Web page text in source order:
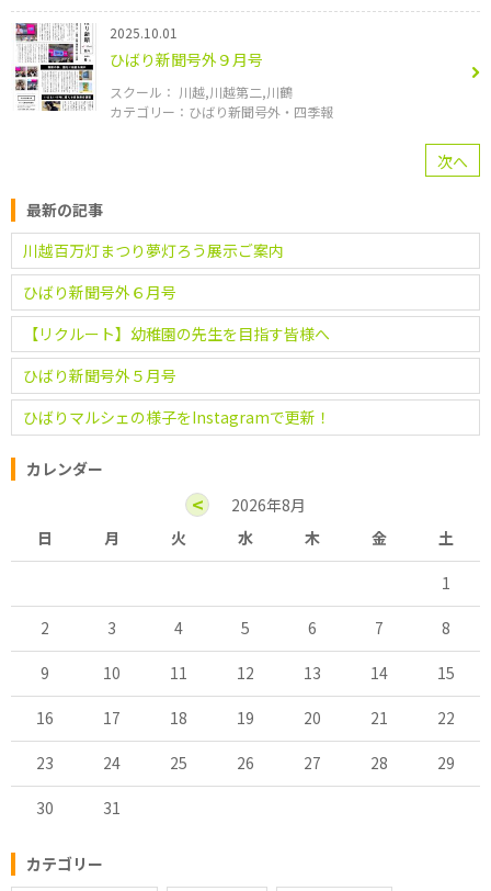
2025.10.01
ひばり新聞号外９月号
川越 川越第二 川鶴
ひばり新聞号外・四季報
次へ
最新の記事
川越百万灯まつり夢灯ろう展示ご案内
ひばり新聞号外６月号
【リクルート】幼稚園の先生を目指す皆様へ
ひばり新聞号外５月号
ひばりマルシェの様子をInstagramで更新！
カレンダー
<
2026年8月
日
月 火 水 木 金 土
1
2 3 4 5 6 7 8
9 10 11 12 13 14 15
16 17 18 19 20 21 22
23 24 25 26 27 28 29
30 31
カテゴリー